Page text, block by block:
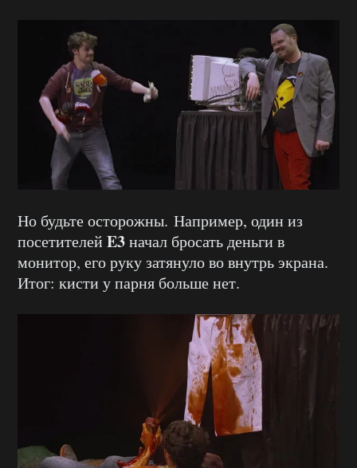
Но будьте осторожны. Например, один из
посетителей E3начал бросать деньги в
монитор, его руку затянуло во внутрь экрана.
Итог: кисти у парня больше нет.